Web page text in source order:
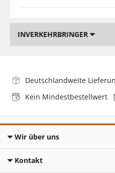
INVERKEHRBRINGER
Deutschlandweite
Kein Mindestbestellwert
Wir über uns
Kontakt